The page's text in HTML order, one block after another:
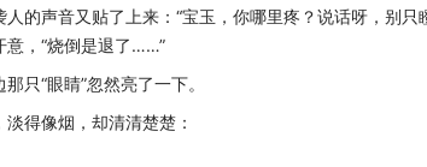
声音又贴了上来：“宝玉，你哪里疼？说话呀，别只
意，“烧倒是退了……”
“眼睛”忽然亮了一下。
得像烟，却清清楚楚：